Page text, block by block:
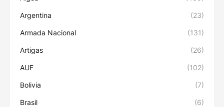
Argentina (23)
Armada Nacional (131)
Artigas (26)
AUF (102)
Bolivia (7)
Brasil (6)